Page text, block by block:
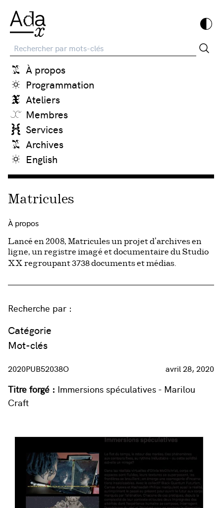
Recherche
À propos
Programmation
Ateliers
Membres
Services
Archives
English
Matricules
À propos
Lancé en 2008, Matricules un projet d’archives en
ligne, un registre imagé et documentaire du Studio
XX regroupant3738documents et médias.
Recherche par :
Catégorie
Mot-clés
2020PUB52038O avril 28, 2020
Titre forgé : Immersions spéculatives - Marilou
Craft